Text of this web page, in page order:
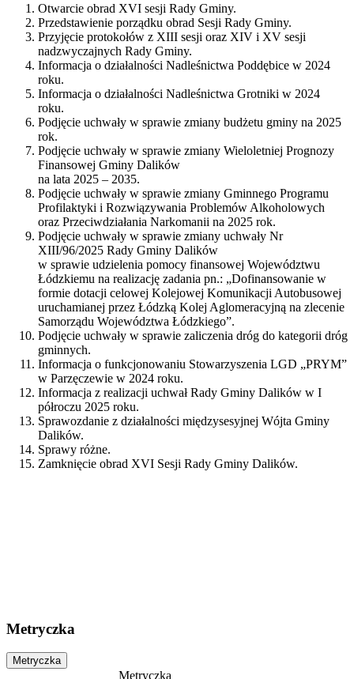
Otwarcie obrad XVI sesji Rady Gminy.
Przedstawienie porządku obrad Sesji Rady Gminy.
Przyjęcie protokołów z XIII sesji oraz XIV i XV sesji
nadzwyczajnych Rady Gminy.
Informacja o działalności Nadleśnictwa Poddębice w 2024
roku.
Informacja o działalności Nadleśnictwa Grotniki w 2024
roku.
Podjęcie uchwały w sprawie zmiany budżetu gminy na 2025
rok.
Podjęcie uchwały w sprawie zmiany Wieloletniej Prognozy
Finansowej Gminy Dalików
na lata 2025 – 2035.
Podjęcie uchwały w sprawie zmiany Gminnego Programu
Profilaktyki i Rozwiązywania Problemów Alkoholowych
oraz Przeciwdziałania Narkomanii na 2025 rok.
Podjęcie uchwały w sprawie zmiany uchwały Nr
XIII/96/2025 Rady Gminy Dalików
w sprawie udzielenia pomocy finansowej Województwu
Łódzkiemu na realizację zadania pn.: „Dofinansowanie w
formie dotacji celowej Kolejowej Komunikacji Autobusowej
uruchamianej przez Łódzką Kolej Aglomeracyjną na zlecenie
Samorządu Województwa Łódzkiego”.
Podjęcie uchwały w sprawie zaliczenia dróg do kategorii dróg
gminnych.
Informacja o funkcjonowaniu Stowarzyszenia LGD „PRYM”
w Parzęczewie w 2024 roku.
Informacja z realizacji uchwał Rady Gminy Dalików w I
półroczu 2025 roku.
Sprawozdanie z działalności międzysesyjnej Wójta Gminy
Dalików.
Sprawy różne.
Zamknięcie obrad XVI Sesji Rady Gminy Dalików.
Metryczka
Metryczka
Metryczka